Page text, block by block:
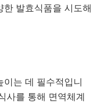
발효식품을 시도해
는 데 필수적입니
사를 통해 면역체계